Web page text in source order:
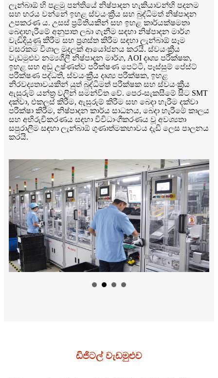
ලැන්බාඕ හි පළමු පන්තියේ නිෂ්පාදන හැකියාවන්හි පදනම
සහ හරය වන්නේ ඉහළ ස්වයංක්‍රීය සහ බුද්ධිමත් නිෂ්පාදන
උපකරණ ය. උසස් ප්‍රමිතියකින් සහ ඉහළ කාර්යක්ෂමතා
බෙදාහැරීමේ අනුපාත ලබා ගැනීම සඳහා නිෂ්පාදන මාර්ග
වැඩිදියුණු කිරීම සහ ප්‍රශස්ත කිරීම සඳහා ලැන්බාඕ සෑම
වසරකම විශාල මුදලක් ආයෝජනය කරයි. ස්වයංක්‍රීය
වැඩමුළුව නම්‍යශීලී නිෂ්පාදන මාර්ග, AOI දෘශ්‍ය පරීක්ෂක,
ඉහළ සහ අඩු උෂ්ණත්ව පරීක්ෂණ පෙට්ටි, පෑස්සුම් පේස්ට්
පරීක්ෂණ පද්ධති, ස්වයංක්‍රීය දෘශ්‍ය පරීක්ෂක, ඉහළ
නිරවද්‍යතාවයකින් යුත් බුද්ධිමත් පරීක්ෂක සහ ස්වයංක්‍රීය
ඇසුරුම් යන්ත්‍ර වලින් සමන්විත වේ. පෙර-සැකසීමේ සිට SMT
දක්වා, එකලස් කිරීම, ඇසුරුම් කිරීම සහ බෙදා හැරීම දක්වා
පරීක්ෂා කිරීම, නිෂ්පාදන කාර්ය සාධනය, බෙදා හැරීමේ කාලය
සහ අභිරුචිකරණය සඳහා විවිධාංගීකරණය වූ අවශ්‍යතා
සපුරාලීම සඳහා ලැන්බාඕ ගුණාත්මකභාවය දැඩි ලෙස පාලනය
කරයි.
ඩිජිටල් වැඩමුළුව